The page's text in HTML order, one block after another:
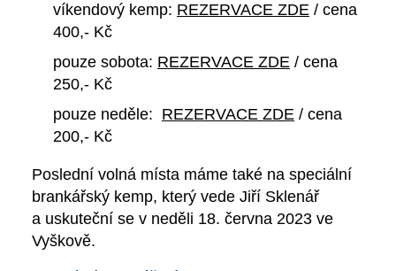
víkendový kemp: REZERVACE ZDE / cena
400,- Kč
pouze sobota: REZERVACE ZDE / cena
250,- Kč
pouze neděle: REZERVACE ZDE / cena
200,- Kč
Poslední volná místa máme také na speciální
brankářský kemp, který vede Jiří Sklenář
a uskuteční se v neděli 18. června 2023 ve
Vyškově.